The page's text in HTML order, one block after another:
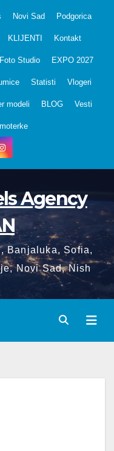
Novi Sad Podgorica
KLIJENTI Kontakt
Foto Studio EXPO 2027
Statisti Vlogeri
modeli BLOG Vesti
Agency
Banjaluka, Sofia,
Novi Sad, Nish